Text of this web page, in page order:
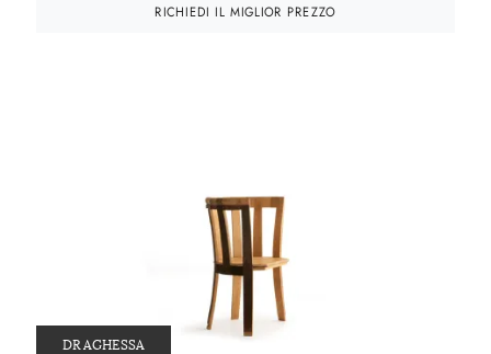
RICHIEDI IL MIGLIOR PREZZO
DRAGHESSA